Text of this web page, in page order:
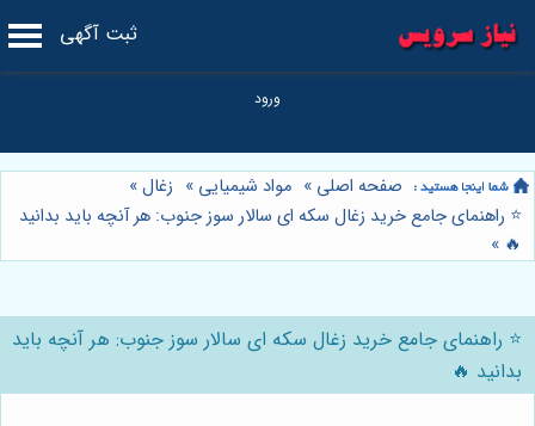
ثبت آگهی
صفحه اصلی » مواد شیمیایی » زغال»
⭐️ راهنمای جامع خرید زغال سکه ای سالار سوز جنوب: هر آنچه باید بدانید
🔥
»
⭐️ راهنمای جامع خرید زغال سکه ای سالار سوز جنوب: هر آنچه باید
بدانید 🔥